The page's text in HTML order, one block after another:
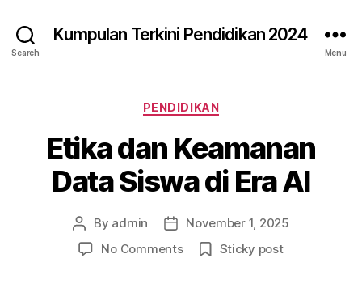
Search
Kumpulan Terkini Pendidikan 2024
Menu
Categories
PENDIDIKAN
Etika dan Keamanan
Data Siswa di Era AI
Post
author
By admin
PostNovember 1, 2025
No Commentson
Sticky post